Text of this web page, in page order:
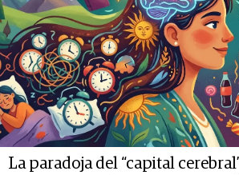
La paradoja del “capital